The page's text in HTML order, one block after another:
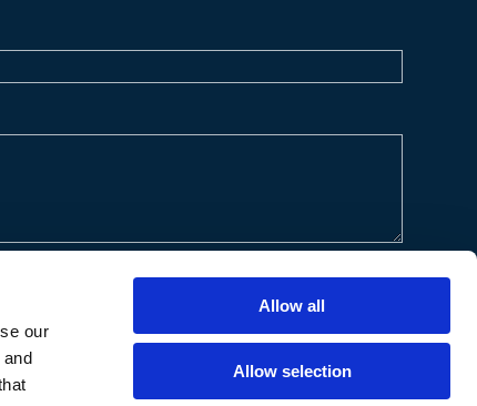
our
Allow all
Allow selection